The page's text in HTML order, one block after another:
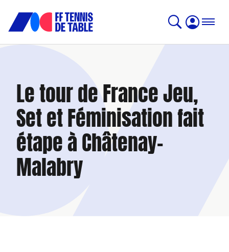
Le tour de France Jeu,
Set et Féminisation fait
étape à Châtenay-
Malabry